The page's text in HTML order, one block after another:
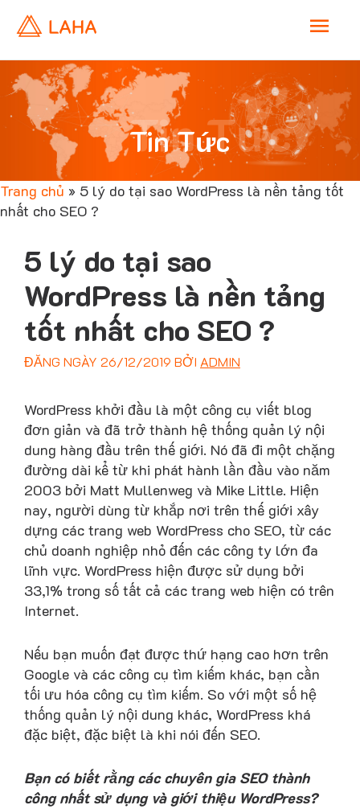
M
a
i
n
M
n
Trang chủ » 5 lý do tại sao WordPress là nền tảng tốt
nhất cho SEO ?
Tin Tức
Tin Tức
5 lý do tại sao
WordPress là nền tảng
tốt nhất cho SEO ?
ĐĂNG NGÀY 26/12/2019 BỞI ADMIN
WordPress khởi đầu là một công cụ viết blog
đơn giản và đã trở thành hệ thống quản lý nội
dung hàng đầu trên thế giới. Nó đã đi một chặng
đường dài kể từ khi phát hành lần đầu vào năm
2003 bởi Matt Mullenweg và Mike Little. Hiện
nay, người dùng từ khắp nơi trên thế giới xây
dựng các trang web WordPress cho SEO, từ các
chủ doanh nghiệp nhỏ đến các công ty lớn đa
lĩnh vực. WordPress hiện được sử dụng bởi
33,1% trong số tất cả các trang web hiện có trên
Internet.
Nếu bạn muốn đạt được thứ hạng cao hơn trên
Google và các công cụ tìm kiếm khác, bạn cần
tối ưu hóa công cụ tìm kiếm. So với một số hệ
thống quản lý nội dung khác, WordPress khá
đặc biệt, đặc biệt là khi nói đến SEO.
Bạn có biết rằng các chuyên gia SEO thành
công nhất sử dụng và giới thiệu WordPress?